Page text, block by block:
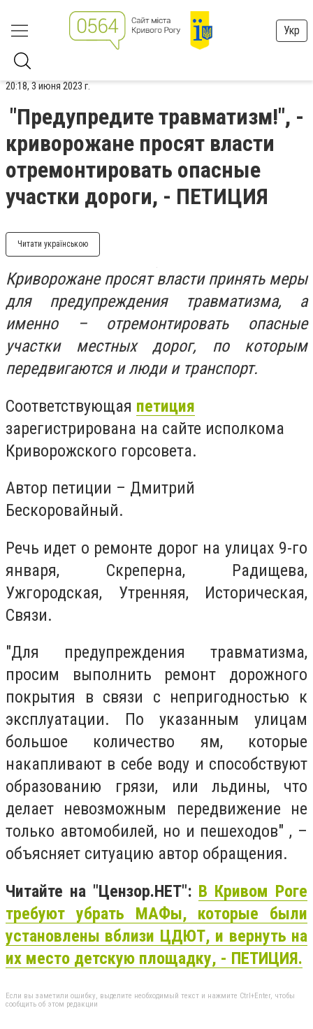
Укр
20:18, 3 июня 2023 г.
"Предупредите травматизм!", -
криворожане просят власти
отремонтировать опасные
участки дороги, - ПЕТИЦИЯ
Читати українською
Криворожане просят власти принять меры
для предупреждения травматизма, а
именно – отремонтировать опасные
участки местных дорог, по которым
передвигаются и люди и транспорт.
Соответствующая петиция
зарегистрирована на сайте исполкома
Криворожского горсовета.
Автор петиции – Дмитрий
Бескоровайный.
Речь идет о ремонте дорог на улицах 9-го
января, Скреперна, Радищева,
Ужгородская, Утренняя, Историческая,
Связи.
"Для предупреждения травматизма,
просим выполнить ремонт дорожного
покрытия в связи с непригодностью к
эксплуатации. По указанным улицам
большое количество ям, которые
накапливают в себе воду и способствуют
образованию грязи, или льдины, что
делает невозможным передвижение не
только автомобилей, но и пешеходов" , –
объясняет ситуацию автор обращения.
Читайте на "Цензор.НЕТ": В Кривом Роге
требуют убрать МАФы, которые были
установлены вблизи ЦДЮТ, и вернуть на
их место детскую площадку, - ПЕТИЦИЯ.
Если вы заметили ошибку, выделите необходимый текст и нажмите Ctrl+Enter, чтобы
сообщить об этом редакции